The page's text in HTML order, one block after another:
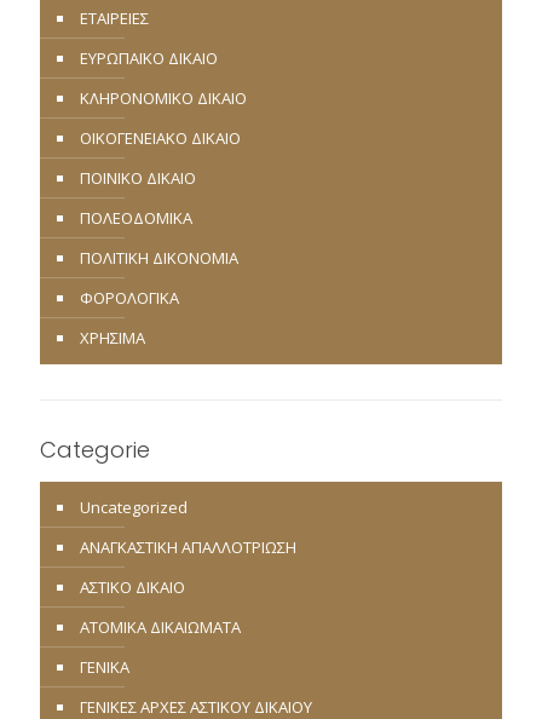
ΕΤΑΙΡΕΙΕΣ
ΕΥΡΩΠΑΪΚΟ ΔΙΚΑΙΟ
ΚΛΗΡΟΝΟΜΙΚΟ ΔΙΚΑΙΟ
ΟΙΚΟΓΕΝΕΙΑΚΟ ΔΙΚΑΙΟ
ΠΟΙΝΙΚΟ ΔΙΚΑΙΟ
ΠΟΛΕΟΔΟΜΙΚΑ
ΠΟΛΙΤΙΚΗ ΔΙΚΟΝΟΜΙΑ
ΦΟΡΟΛΟΓΙΚΑ
ΧΡΗΣΙΜΑ
Categorie
Uncategorized
ΑΝΑΓΚΑΣΤΙΚΗ ΑΠΑΛΛΟΤΡΙΩΣΗ
ΑΣΤΙΚΟ ΔΙΚΑΙΟ
ΑΤΟΜΙΚΑ ΔΙΚΑΙΩΜΑΤΑ
ΓΕΝΙΚΑ
ΓΕΝΙΚΕΣ ΑΡΧΕΣ ΑΣΤΙΚΟΥ ΔΙΚΑΙΟΥ